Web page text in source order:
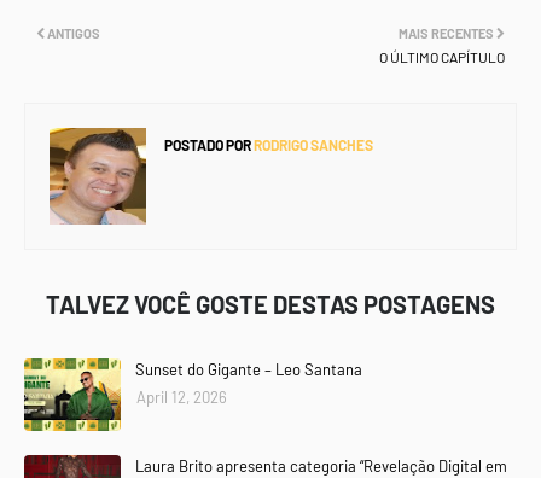
MAIS RECENTES
O ÚLTIMO CAPÍTULO
ANTIGOS
POSTADO PORRODRIGO SANCHES
TALVEZ VOCÊ GOSTE DESTAS POSTAGENS
Sunset do Gigante – Leo Santana
April 12, 2026
Laura Brito apresenta categoria “Revelação Digital em